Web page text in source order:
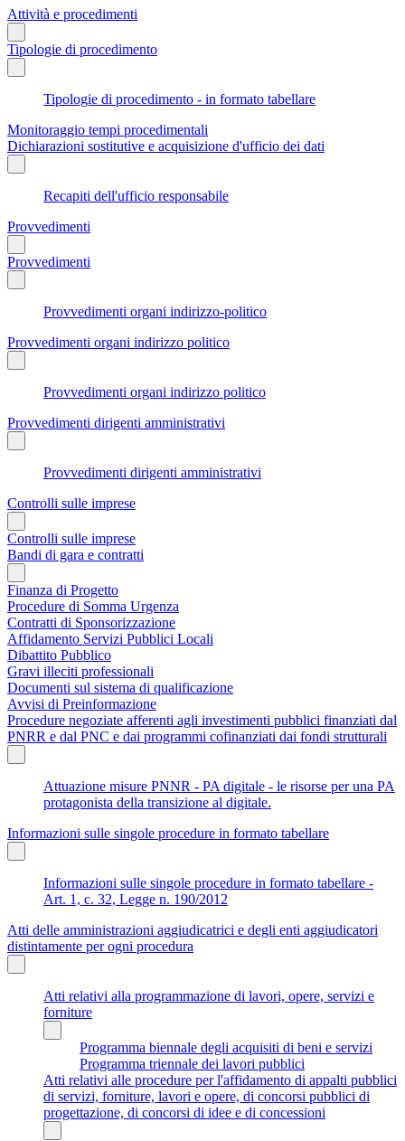
Attività e procedimenti
Tipologie di procedimento
Tipologie di procedimento - in formato tabellare
Monitoraggio tempi procedimentali
Dichiarazioni sostitutive e acquisizione d'ufficio dei dati
Recapiti dell'ufficio responsabile
Provvedimenti
Provvedimenti
Provvedimenti organi indirizzo-politico
Provvedimenti organi indirizzo politico
Provvedimenti organi indirizzo politico
Provvedimenti dirigenti amministrativi
Provvedimenti dirigenti amministrativi
Controlli sulle imprese
Controlli sulle imprese
Bandi di gara e contratti
Finanza di Progetto
Procedure di Somma Urgenza
Contratti di Sponsorizzazione
Affidamento Servizi Pubblici Locali
Dibattito Pubblico
Gravi illeciti professionali
Documenti sul sistema di qualificazione
Avvisi di Preinformazione
Procedure negoziate afferenti agli investimenti pubblici finanziati dal
PNRR e dal PNC e dai programmi cofinanziati dai fondi strutturali
Attuazione misure PNNR - PA digitale - le risorse per una PA
protagonista della transizione al digitale.
Informazioni sulle singole procedure in formato tabellare
Informazioni sulle singole procedure in formato tabellare -
Art. 1, c. 32, Legge n. 190/2012
Atti delle amministrazioni aggiudicatrici e degli enti aggiudicatori
distintamente per ogni procedura
Atti relativi alla programmazione di lavori, opere, servizi e
forniture
Programma biennale degli acquisiti di beni e servizi
Programma triennale dei lavori pubblici
Atti relativi alle procedure per l'affidamento di appalti pubblici
di servizi, forniture, lavori e opere, di concorsi pubblici di
progettazione, di concorsi di idee e di concessioni